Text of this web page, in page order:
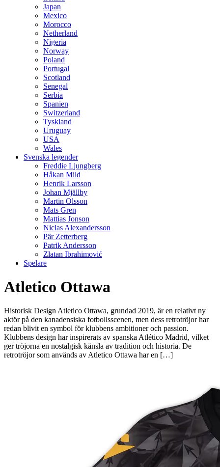
Japan
Mexico
Morocco
Netherland
Nigeria
Norway
Poland
Portugal
Scotland
Senegal
Serbia
Spanien
Switzerland
Tyskland
Uruguay
USA
Wales
Svenska legender
Freddie Ljungberg
Håkan Mild
Henrik Larsson
Johan Mjällby
Martin Olsson
Mats Gren
Mattias Jonson
Niclas Alexandersson
Pär Zetterberg
Patrik Andersson
Zlatan Ibrahimović
Spelare
Atletico Ottawa
Historisk Design Atletico Ottawa, grundad 2019, är en relativt ny
aktör på den kanadensiska fotbollsscenen, men dess retrotröjor har
redan blivit en symbol för klubbens ambitioner och passion.
Klubbens design har inspirerats av spanska Atlético Madrid, vilket
ger tröjorna en nostalgisk känsla av tradition och historia. De
retrotröjor som används av Atletico Ottawa har en […]